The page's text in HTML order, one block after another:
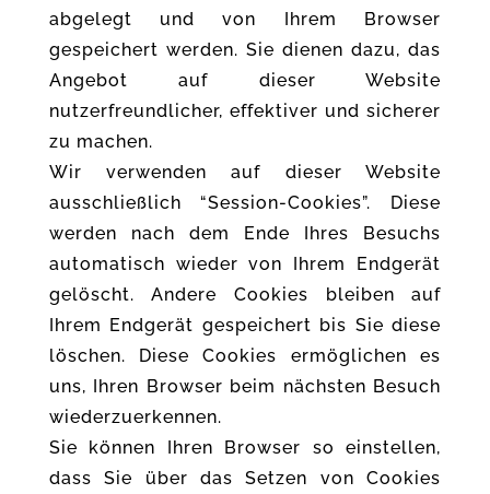
abgelegt und von Ihrem Browser
gespeichert werden. Sie dienen dazu, das
Angebot auf dieser Website
nutzerfreundlicher, effektiver und sicherer
zu machen.
Wir verwenden auf dieser Website
ausschließlich “Session-Cookies”. Diese
werden nach dem Ende Ihres Besuchs
automatisch wieder von Ihrem Endgerät
gelöscht. Andere Cookies bleiben auf
Ihrem Endgerät gespeichert bis Sie diese
löschen. Diese Cookies ermöglichen es
uns, Ihren Browser beim nächsten Besuch
wiederzuerkennen.
Sie können Ihren Browser so einstellen,
dass Sie über das Setzen von Cookies